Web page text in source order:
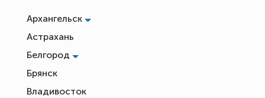
Архангельск
Астрахань
Белгород
Брянск
Владивосток